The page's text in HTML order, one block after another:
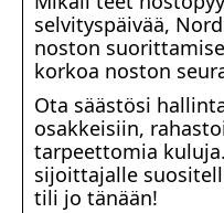
selvityspäivää,
noston
korkoa noston
Ota säästösi
osakkeisiin,
tarpeettomia
sijoittajalle
tili jo tänään!